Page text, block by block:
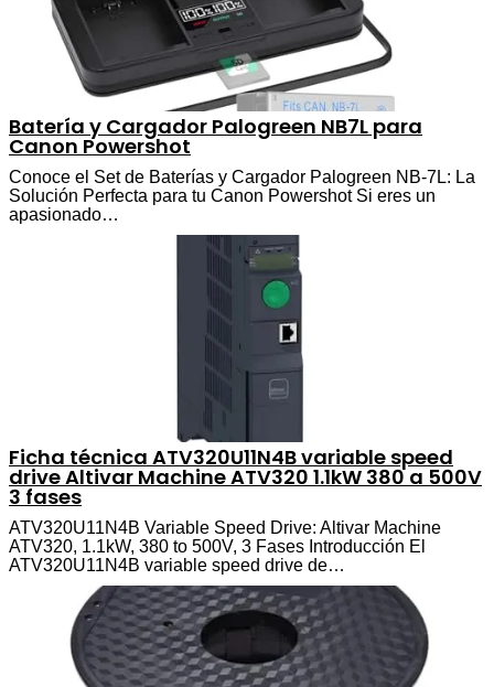
Batería y Cargador Palogreen NB7L para
Canon Powershot
Conoce el Set de Baterías y Cargador Palogreen NB-7L: La
Solución Perfecta para tu Canon Powershot Si eres un
apasionado…
Ficha técnica ATV320U11N4B variable speed
drive Altivar Machine ATV320 1.1kW 380 a 500V
3 fases
ATV320U11N4B Variable Speed Drive: Altivar Machine
ATV320, 1.1kW, 380 to 500V, 3 Fases Introducción El
ATV320U11N4B variable speed drive de…